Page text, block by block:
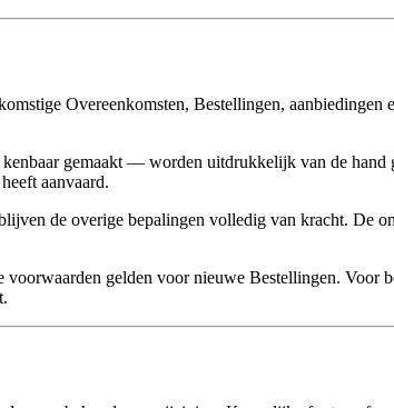
Overeenkomsten, Bestellingen,
gemaakt — worden uitdrukkelijk van de hand
aanvaard.
de overige bepalingen volledig van kracht. De
gelden voor nieuwe Bestellingen. Voor